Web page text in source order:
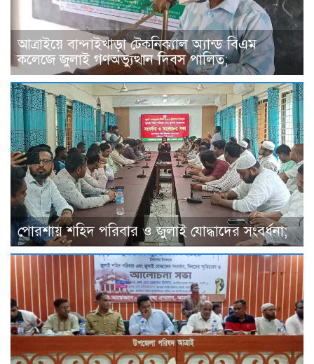
আত্রাইয়ে বান্দাইখাড়া টেকনিক্যাল অ্যান্ড বিএম
কলেজে জুলাই গণঅভ্যুত্থান দিবস পালিত;
পোরশায় শহিদ পরিবার ও জুলাই যোদ্ধাদের সংবর্ধনা;